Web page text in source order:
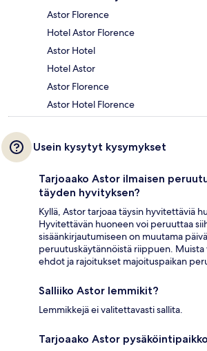
Astor Florence
Hotel Astor Florence
Astor Hotel
Hotel Astor
Astor Florence
Astor Hotel Florence
Usein kysytyt kysymykset
Tarjoaako Astor ilmaisen
täyden hyvityksen?
Kyllä, Astor tarjoaa täysin hyvitettäviä
Hyvitettävän huoneen voi peruuttaa
sisäänkirjautumiseen on muutama
peruutuskäytännöistä riippuen. Muista
ehdot ja rajoitukset majoituspaikan
Salliiko Astor lemmikit?
Lemmikkejä ei valitettavasti sallita.
Tarjoaako Astor